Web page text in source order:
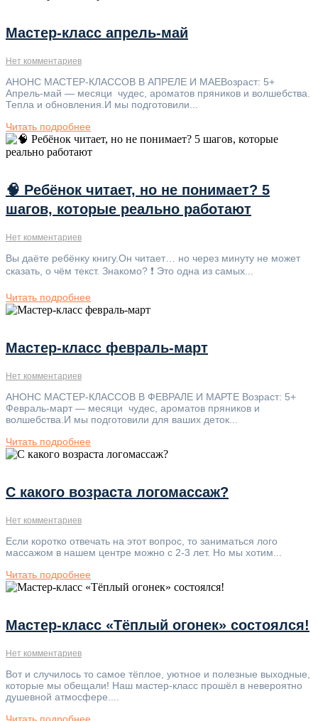
Мастер-класс апрель-май
Нет комментариев
АНОНС МАСТЕР-КЛАССОВ В АПРЕЛЕ И МАЕВозраст: 5+
Апрель-май — месяци чудес, ароматов пряников и волшебства.
Тепла и обновления.И мы подготовили...
Читать подробнее
🧠 Ребёнок читает, но не понимает? 5
шагов, которые реально работают
Нет комментариев
Вы даёте ребёнку книгу.Он читает… но через минуту не может
сказать, о чём текст. Знакомо? ❗ Это одна из самых...
Читать подробнее
Мастер-класс февраль-март
Нет комментариев
АНОНС МАСТЕР-КЛАССОВ В ФЕВРАЛЕ И МАРТЕ Возраст: 5+
Февраль-март — месяци чудес, ароматов пряников и
волшебства.И мы подготовили для ваших деток...
Читать подробнее
С какого возраста логомассаж?
Нет комментариев
Если коротко отвечать на этот вопрос, то заниматься лого
массажом в нашем центре можно с 2-3 лет. Но мы хотим...
Читать подробнее
Мастер-класс «Тёплый огонек» состоялся!
Нет комментариев
Вот и случилось то самое тёплое, уютное и полезные выходные,
которые мы обещали! Наш мастер-класс прошёл в невероятно
душевной атмосфере....
Читать подробнее